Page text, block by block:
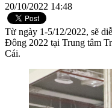
20/10/2022 14:48
Từ ngày 1-5/12/2022, sẽ
Đông 2022 tại Trung tâm
Cái.